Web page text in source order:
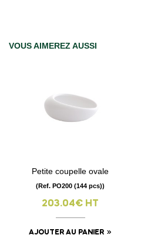
VOUS AIMEREZ AUSSI
Petite coupelle ovale
(Ref. PO200 (144 pcs))
203.04€ HT
AJOUTER AU PANIER